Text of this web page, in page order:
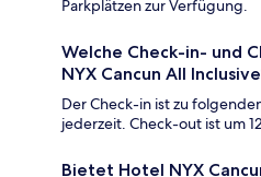
Parkplätzen zur Verfügung.
Welche Check-in- und
NYX Cancun All
Der Check-in ist zu
jederzeit. Check-out ist um
Bietet Hotel NYX